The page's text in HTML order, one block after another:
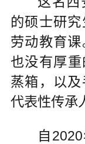
的硕士研
劳动教育课
也没有厚
蒸箱，以
代表性传承
自